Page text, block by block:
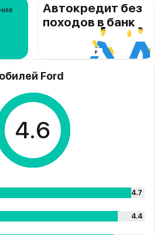
Автокредит без
походов в банк
Ford
4.6
4.7
4.4